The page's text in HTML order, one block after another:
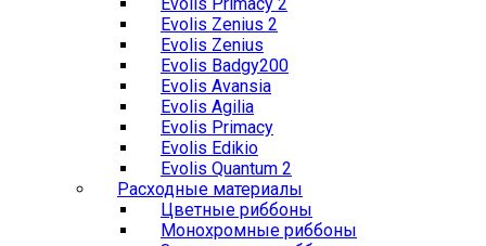
Evolis Zenius 2
Evolis Zenius
Evolis Badgy200
Evolis Avansia
Evolis Agilia
Evolis Primacy
Evolis Edikio
Evolis Quantum 2
Расходные материалы
Цветные риббоны
Монохромные риббоны